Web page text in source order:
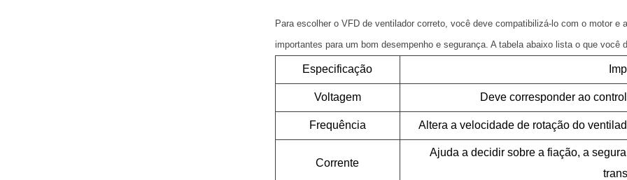
Para escolher o VFD de ventilador correto, você deve compatibilizá-lo com o motor e
importantes para um bom desempenho e segurança. A tabela abaixo lista o que você
Especificação
Voltagem Deve corresponder ao
Frequência Altera a velocidade de rotação do
Corrente
Ajuda a decidir sobre a fiação, a